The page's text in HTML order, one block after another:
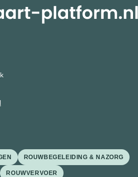
ROUWBEGELEIDING & NAZORG
ROUWVERVOER